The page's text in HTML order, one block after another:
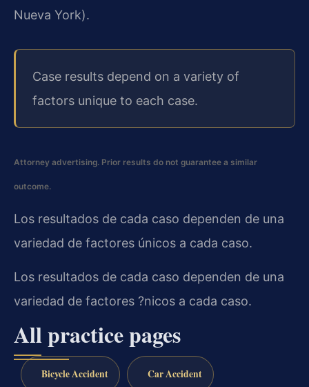
Nueva York).
Case results depend on a variety of
factors unique to each case.
Attorney advertising. Prior results do not guarantee a similar
outcome.
Los resultados de cada caso dependen de una
variedad de factores únicos a cada caso.
Los resultados de cada caso dependen de una
variedad de factores ?nicos a cada caso.
All practice pages
Bicycle Accident Car Accident